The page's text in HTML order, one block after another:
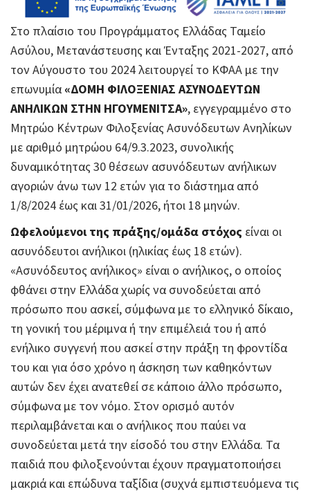
Στο πλαίσιο του Προγράμματος Ελλάδας Ταμείο
Ασύλου, Μετανάστευσης και Ένταξης 2021-2027, από
τον Αύγουστο του 2024 λειτουργεί το ΚΦΑΑ με την
επωνυμία«ΔΟΜΗ ΦΙΛΟΞΕΝΙΑΣ ΑΣΥΝΟΔΕΥΤΩΝ
ΑΝΗΛΙΚΩΝ ΣΤΗΝ ΗΓΟΥΜΕΝΙΤΣΑ», εγγεγραμμένο στο
Μητρώο Κέντρων Φιλοξενίας Ασυνόδευτων Ανηλίκων
με αριθμό μητρώου 64/9.3.2023, συνολικής
δυναμικότητας 30 θέσεων ασυνόδευτων ανήλικων
αγοριών άνω των 12 ετών για το διάστημα από
1/8/2024 έως και 31/01/2026, ήτοι 18 μηνών.
Ωφελούμενοι της πράξης/ομάδα στόχος είναι οι
ασυνόδευτοι ανήλικοι (ηλικίας έως 18 ετών).
«Ασυνόδευτος ανήλικος» είναι ο ανήλικος, ο οποίος
φθάνει στην Ελλάδα χωρίς να συνοδεύεται από
πρόσωπο που ασκεί, σύμφωνα με το ελληνικό δίκαιο,
τη γονική του μέριμνα ή την επιμέλειά του ή από
ενήλικο συγγενή που ασκεί στην πράξη τη φροντίδα
του και για όσο χρόνο η άσκηση των καθηκόντων
αυτών δεν έχει ανατεθεί σε κάποιο άλλο πρόσωπο,
σύμφωνα με τον νόμο. Στον ορισμό αυτόν
περιλαμβάνεται και ο ανήλικος που παύει να
συνοδεύεται μετά την είσοδό του στην Ελλάδα. Τα
παιδιά που φιλοξενούνται έχουν πραγματοποιήσει
μακριά και επώδυνα ταξίδια (συχνά εμπιστευόμενα τις